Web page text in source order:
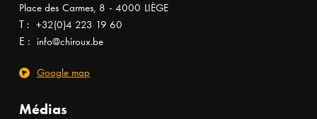
Place des Carmes, 8 - 4000 LIÈGE
T : +32(0)4 223 19 60
E : info@chiroux.be
Google map
Médias